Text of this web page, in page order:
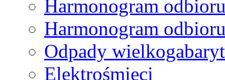
Harmonogram
Harmonogram
Odpady
Elektrośmieci